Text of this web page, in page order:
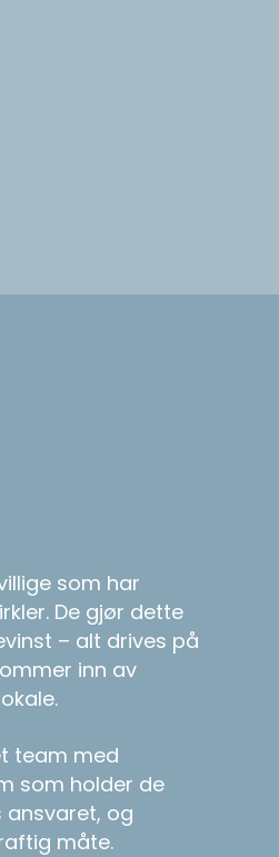
som har
De gjør dette
– alt drives på
inn av
team med
som holder de
ansvaret, og
måte.